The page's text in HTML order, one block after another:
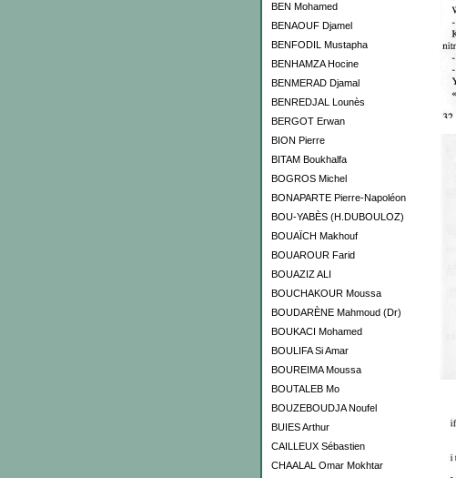
BEN Mohamed
BENAOUF Djamel
BENFODIL Mustapha
BENHAMZA Hocine
BENMERAD Djamal
BENREDJAL Lounès
BERGOT Erwan
BION Pierre
BITAM Boukhalfa
BOGROS Michel
BONAPARTE Pierre-Napoléon
BOU-YABÈS (H.DUBOULOZ)
BOUAÏCH Makhouf
BOUAROUR Farid
BOUAZIZ ALI
BOUCHAKOUR Moussa
BOUDARÈNE Mahmoud (Dr)
BOUKACI Mohamed
BOULIFA Si Amar
BOUREIMA Moussa
BOUTALEB Mo
BOUZEBOUDJA Noufel
BUIES Arthur
CAILLEUX Sébastien
CHAALAL Omar Mokhtar